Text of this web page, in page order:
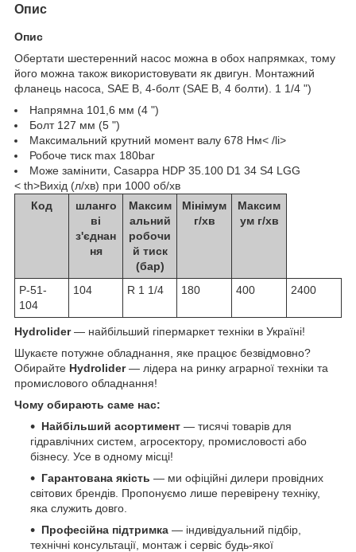
Опис
Опис
Обертати шестеренний насос можна в обох напрямках, тому
його можна також використовувати як двигун. Монтажний
фланець насоса, SAE B, 4-болт (SAE B, 4 болти). 1 1/4 ")
Напрямна 101,6 мм (4 ")
Болт 127 мм (5 ")
Максимальний крутний момент валу 678 Нм< /li>
Робоче тиск max 180bar
Може замінити, Casappa HDP 35.100 D1 34 S4 LGG
< th>Вихід (л/хв) при 1000 об/хв
Код
шланго
ві
з'єднан
ня
Максим
альний
робочи
й тиск
(бар)
Мінімум
г/хв
Максим
ум г/хв
Р-51-
104
104 R 1 1/4 180 400 2400
Hydrolider— найбільший гіпермаркет техніки в Україні!
Шукаєте потужне обладнання, яке працює безвідмовно?
Обирайте Hydrolider— лідера на ринку аграрної техніки та
промислового обладнання!
Чому обирають саме нас:
Найбільший асортимент — тисячі товарів для
гідравлічних систем, агросектору, промисловості або
бізнесу. Усе в одному місці!
Гарантована якість — ми офіційні дилери провідних
світових брендів. Пропонуємо лише перевірену техніку,
яка служить довго.
Професійна підтримка — індивідуальний підбір,
технічні консультації, монтаж і сервіс будь-якої